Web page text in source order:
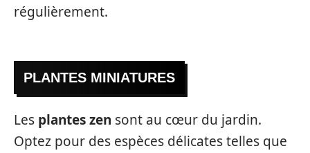
régulièrement.
PLANTES MINIATURES
Les plantes zen sont au cœur du jardin.
Optez pour des espèces délicates telles que